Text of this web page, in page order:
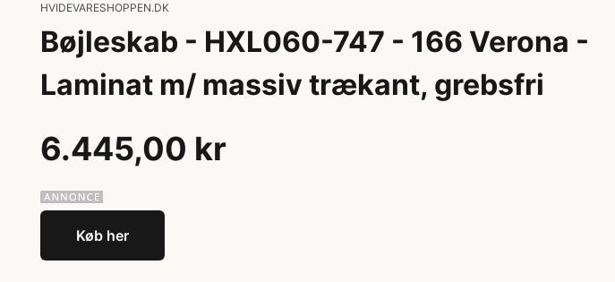
HVIDEVARESHOPPEN.DK
Bøjleskab - HXL060-747 - 166 Verona -
Laminat m/ massiv trækant, grebsfri
6.445,00 kr
Køb her